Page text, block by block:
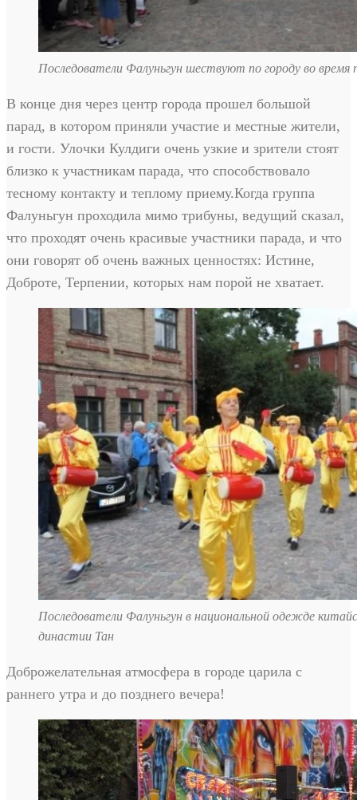
Последователи Фалуньгун шествуют по городу во время
В конце дня через центр города прошел большой
парад, в котором приняли участие и местные жители,
и гости. Улочки Кулдиги очень узкие и зрители стоят
близко к участникам парада, что способствовало
тесному контакту и теплому приему.Когда группа
Фалуньгун проходила мимо трибуны, ведущий сказал,
что проходят очень красивые участники парада, и что
они говорят об очень важных ценностях: Истине,
Доброте, Терпении, которых нам порой не хватает.
Последователи Фалуньгун в национальной одежде
династии Тан
Доброжелательная атмосфера в городе царила с
раннего утра и до позднего вечера!